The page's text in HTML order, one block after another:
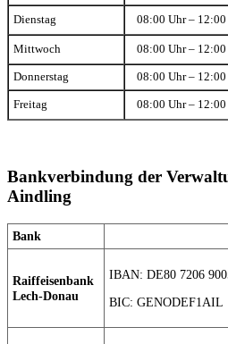
Dienstag 08:00 Uhr – 12:00
Mittwoch 08:00 Uhr – 12:00
Donnerstag 08:00 Uhr – 12:00
Freitag 08:00 Uhr – 12:00
Bankverbindung der
Aindling
Bank
Raiffeisenbank
Lech-Donau
IBAN: DE80 7206
BIC: GENODEF1AIL